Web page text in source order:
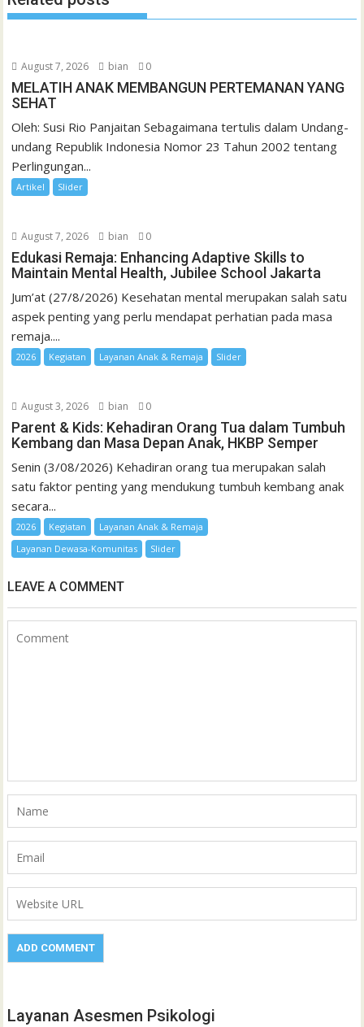
August 7, 2026 bian 0
MELATIH ANAK MEMBANGUN PERTEMANAN YANG
SEHAT
Oleh: Susi Rio Panjaitan Sebagaimana tertulis dalam Undang-
undang Republik Indonesia Nomor 23 Tahun 2002 tentang
Perlingungan...
Artikel Slider
August 7, 2026 bian 0
Edukasi Remaja: Enhancing Adaptive Skills to
Maintain Mental Health, Jubilee School Jakarta
Jum’at (27/8/2026) Kesehatan mental merupakan salah satu
aspek penting yang perlu mendapat perhatian pada masa
remaja....
2026 Kegiatan Layanan Anak & Remaja Slider
August 3, 2026 bian 0
Parent & Kids: Kehadiran Orang Tua dalam Tumbuh
Kembang dan Masa Depan Anak, HKBP Semper
Senin (3/08/2026) Kehadiran orang tua merupakan salah
satu faktor penting yang mendukung tumbuh kembang anak
secara...
2026 Kegiatan
Layanan Anak & Remaja
Layanan Dewasa-Komunitas
Slider
LEAVE A COMMENT
Layanan Asesmen Psikologi